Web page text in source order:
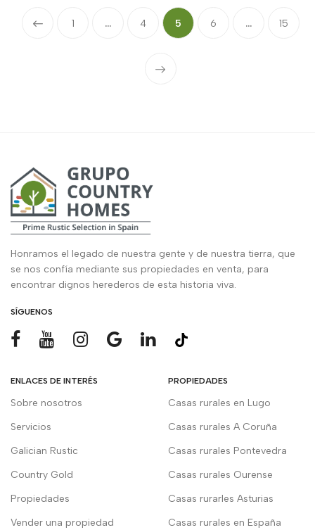
1 ... 4 5 6 ... 15
Honramos el legado de nuestra gente y de nuestra tierra, que
se nos confía mediante sus propiedades en venta, para
encontrar dignos herederos de esta historia viva.
SÍGUENOS
ENLACES DE INTERÉS
Sobre nosotros
Servicios
Galician Rustic
Country Gold
Propiedades
Vender una propiedad
PROPIEDADES
Casas rurales en Lugo
Casas rurales A Coruña
Casas rurales Pontevedra
Casas rurales Ourense
Casas rurarles Asturias
Casas rurales en España